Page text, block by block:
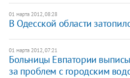
01 марта 2012, 08:28
​В Одесской области
01 марта 2012, 07:21
Больницы Евпатории
за проблем с городским